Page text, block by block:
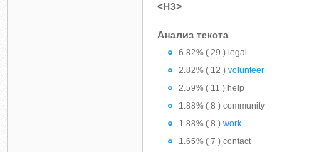
<H3>
Анализ текста
6.82% ( 29 ) legal
2.82% ( 12 ) volunteer
2.59% ( 11 ) help
1.88% ( 8 ) community
1.88% ( 8 ) work
1.65% ( 7 ) contact